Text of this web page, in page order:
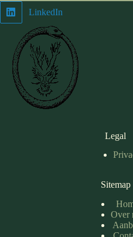
LinkedIn
Legal
Sitemap
Over